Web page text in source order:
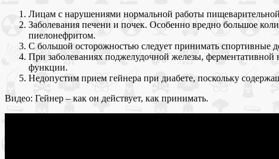
Лицам с нарушениями нормальной работы
Заболевания печени и почек. Особенно вредно большое
пиелонефритом.
С большой осторожностью следует принимать
При заболеваниях поджелудочной железы, ферментативной
функции.
Недопустим прием гейнера при диабете, поскольку
Видео: Гейнер – как он действует, как принимать.